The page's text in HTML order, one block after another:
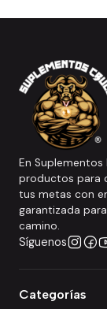
En Suplementos
productos para
tus metas con
garantizada
camino.
Síguenos
Categorías